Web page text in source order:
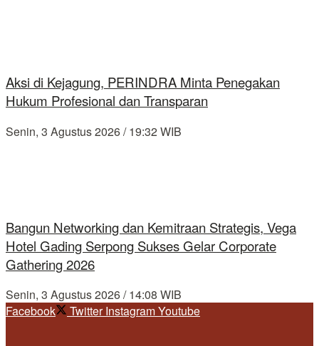
Aksi di Kejagung, PERINDRA Minta Penegakan
Hukum Profesional dan Transparan
Senin, 3 Agustus 2026 / 19:32 WIB
Bangun Networking dan Kemitraan Strategis, Vega
Hotel Gading Serpong Sukses Gelar Corporate
Gathering 2026
Senin, 3 Agustus 2026 / 14:08 WIB
Facebook
Twitter InstagramYoutube